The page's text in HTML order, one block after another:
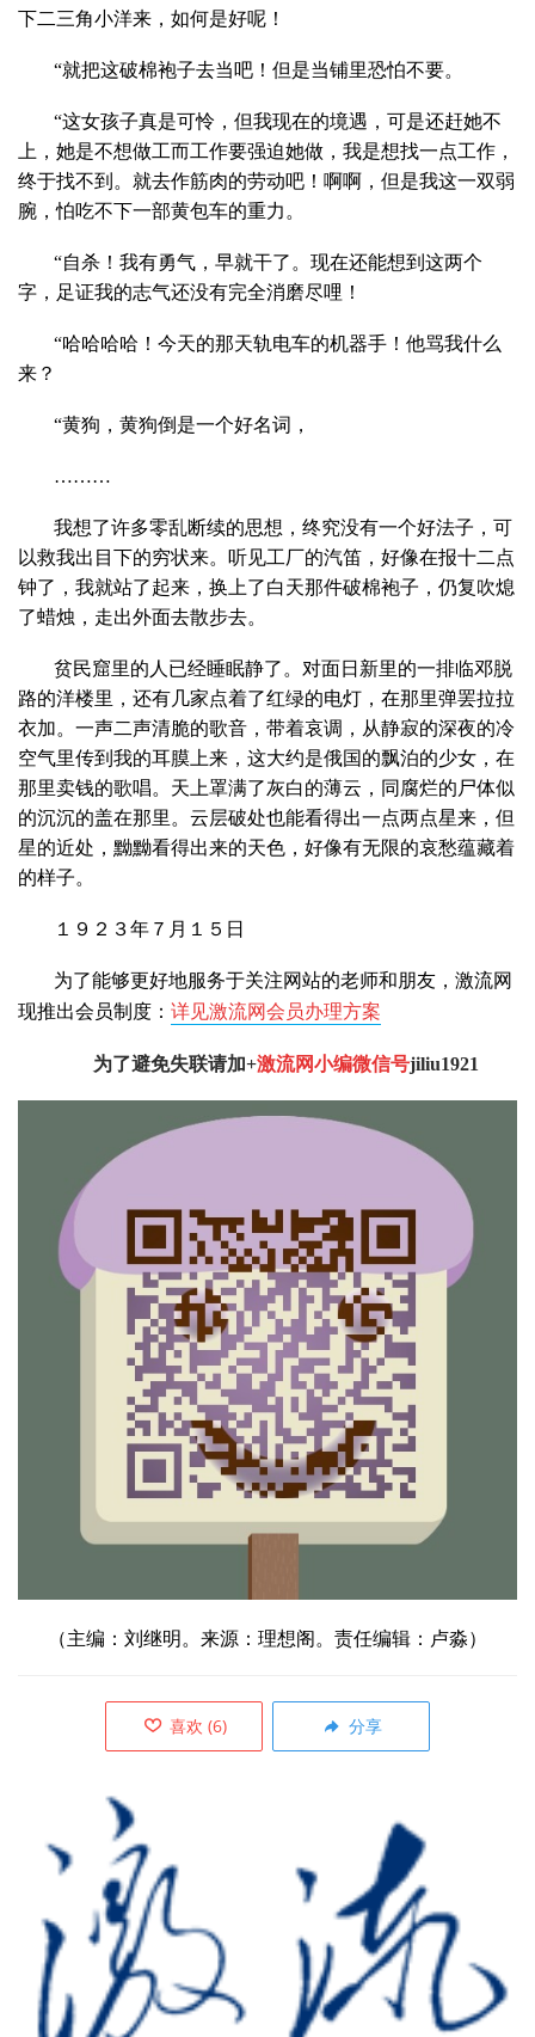
下二三角小洋来，如何是好呢！
“就把这破棉袍子去当吧！但是当铺里恐怕不要。
“这女孩子真是可怜，但我现在的境遇，可是还赶她不
上，她是不想做工而工作要强迫她做，我是想找一点工作，
终于找不到。就去作筋肉的劳动吧！啊啊，但是我这一双弱
腕，怕吃不下一部黄包车的重力。
“自杀！我有勇气，早就干了。现在还能想到这两个
字，足证我的志气还没有完全消磨尽哩！
“哈哈哈哈！今天的那天轨电车的机器手！他骂我什么
来？
“黄狗，黄狗倒是一个好名词，
………
我想了许多零乱断续的思想，终究没有一个好法子，可
以救我出目下的穷状来。听见工厂的汽笛，好像在报十二点
钟了，我就站了起来，换上了白天那件破棉袍子，仍复吹熄
了蜡烛，走出外面去散步去。
贫民窟里的人已经睡眠静了。对面日新里的一排临邓脱
路的洋楼里，还有几家点着了红绿的电灯，在那里弹罢拉拉
衣加。一声二声清脆的歌音，带着哀调，从静寂的深夜的冷
空气里传到我的耳膜上来，这大约是俄国的飘泊的少女，在
那里卖钱的歌唱。天上罩满了灰白的薄云，同腐烂的尸体似
的沉沉的盖在那里。云层破处也能看得出一点两点星来，但
星的近处，黝黝看得出来的天色，好像有无限的哀愁蕴藏着
的样子。
１９２３年７月１５日
为了能够更好地服务于关注网站的老师和朋友，激流网
现推出会员制度： 详见激流网会员办理方案
为了避免失联请加+激流网小编微信号jiliu1921
（主编：刘继明。来源：理想阁。责任编辑：卢淼）
喜欢 (6) 分享